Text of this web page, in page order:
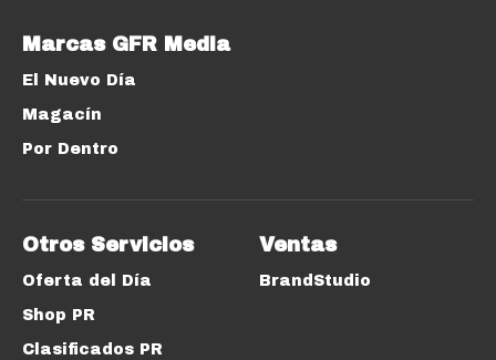
Marcas GFR Media
El Nuevo Día
Magacín
Por Dentro
Otros Servicios
Oferta del Día
Shop PR
Clasificados PR
Ventas
BrandStudio